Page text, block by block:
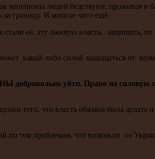
миллионы людей бедствуют, проживая в
за границу. И многое чего ещё.
её, эту лживую власть, защищать, но
какой-либо силой защищаться от
добровольно уйти. Право на силовую
того, что власть обязана была делать и
по тем проблемам, что возникли на